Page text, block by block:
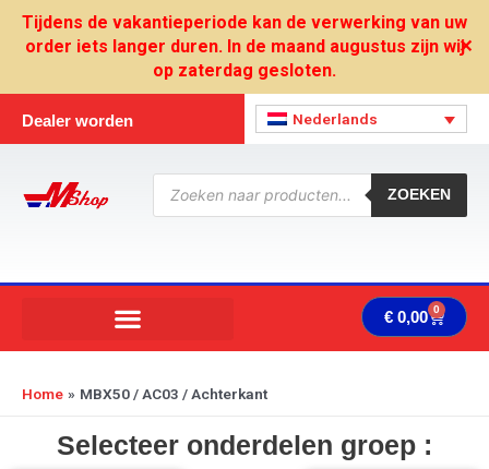
Tijdens de vakantieperiode kan de verwerking van uw
order iets langer duren. In de maand augustus zijn wij
op zaterdag gesloten.
✕
Dealer worden Nederlands
Producten
zoeken
ZOEKEN
€ 0,00 0
Home MBX50 / AC03 / Achterkant
Selecteer onderdelen groep :